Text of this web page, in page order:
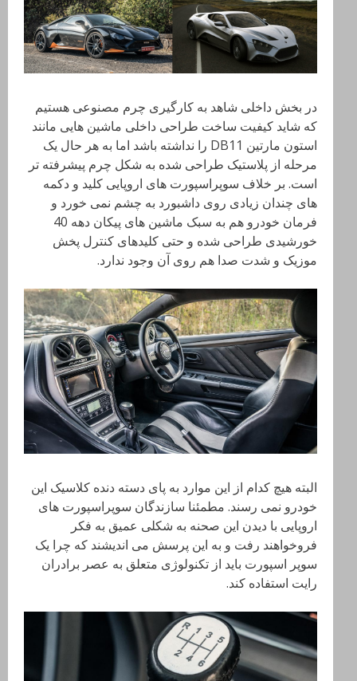
در بخش داخلی شاهد به کارگیری چرم مصنوعی هستیم
که شاید کیفیت ساخت طراحی داخلی ماشین هایی مانند
استون مارتین DB11 را نداشته باشد اما به هر حال یک
مرحله از پلاستیک طراحی شده به شکل چرم پیشرفته تر
است. بر خلاف سوپراسپورت های اروپایی کلید و دکمه
های چندان زیادی روی داشبورد به چشم نمی خورد و
فرمان خودرو هم به سبک ماشین های پیکان دهه 40
خورشیدی طراحی شده و حتی کلیدهای کنترل پخش
موزیک و شدت صدا هم روی آن وجود ندارد.
البته هیچ کدام از این موارد به پای دسته دنده کلاسیک این
خودرو نمی رسند. مطمئنا سازندگان سوپراسپورت های
اروپایی با دیدن این صحنه به شکلی عمیق به فکر
فروخواهند رفت و به این پرسش می اندیشند که چرا یک
سوپر اسپورت باید از تکنولوژی متعلق به عصر برادران
رایت استفاده کند.